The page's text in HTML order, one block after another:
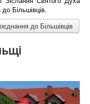
Більшівців.
до Більшівців